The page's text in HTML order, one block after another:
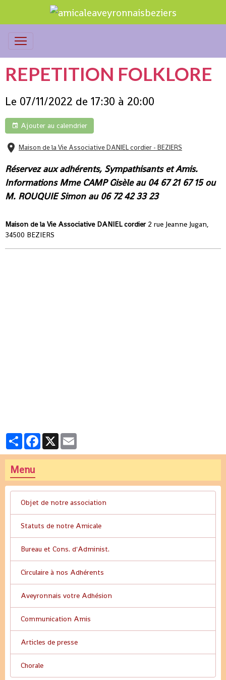
REPETITION FOLKLORE
Le 07/11/2022 de 17:30 à 20:00
Ajouter au calendrier
Maison de la Vie Associative DANIEL cordier - BEZIERS
Réservez aux adhérents, Sympathisants et Amis.
Informations Mme CAMP Gisèle au 04 67 21 67 15 ou
M. ROUQUIE Simon au 06 72 42 33 23
Maison de la Vie Associative DANIEL cordier2 rue Jeanne Jugan,
34500 BEZIERS
PartagerFacebook
X
Menu
Objet de notre association
Statuts de notre Amicale
Bureau et Cons. d'Administ.
Circulaire à nos Adhérents
Aveyronnais votre Adhésion
Communication Amis
Articles de presse
Chorale